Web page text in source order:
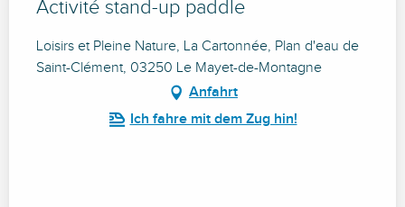
Activité stand-up paddle
Loisirs et Pleine Nature, La Cartonnée, Plan d'eau de
Saint-Clément, 03250 Le Mayet-de-Montagne
Anfahrt
Ich fahre mit dem Zug hin!